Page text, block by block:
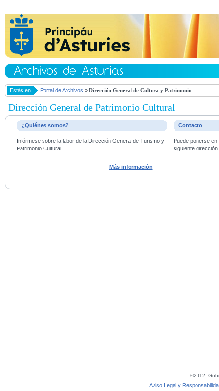
Estás en Portal de Archivos » Dirección General de Cultura y Patrimonio
Dirección General de Patrimonio Cultural
¿Quiénes somos?
Infórmese sobre la labor de la Dirección General de Turismo y
Patrimonio Cultural.
Más información
Contacto
Puede ponerse
siguiente dirección.
©2012,
Aviso Legal y